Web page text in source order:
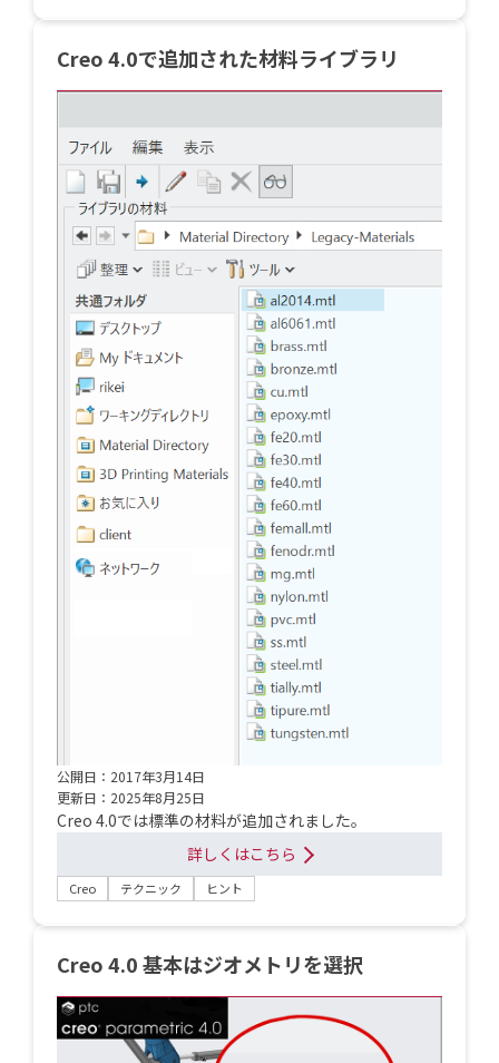
Creo 4.0で追加された材料ライブラリ
公開日：2017年3月14日
更新日：2025年8月25日
Creo 4.0では標準の材料が追加されました。
詳しくはこちら
Creo テクニック ヒント
Creo 4.0 基本はジオメトリを選択